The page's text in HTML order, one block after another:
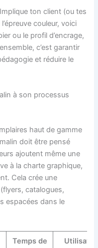
ton client (ou tes
couleur, voici
ou le profil d’encrage,
c’est garantir
et réduire le
à son processus
haut de gamme
doit être pensé
ajoutent même une
à la charte graphique,
Cela crée une
catalogues,
espacées dans le
Temps de